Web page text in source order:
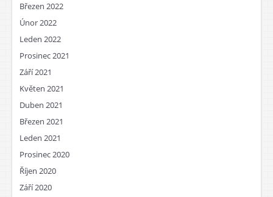
Březen 2022
Únor 2022
Leden 2022
Prosinec 2021
Září 2021
Květen 2021
Duben 2021
Březen 2021
Leden 2021
Prosinec 2020
Říjen 2020
Září 2020